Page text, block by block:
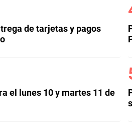
de tarjetas y pagos
el lunes 10 y martes 11 de